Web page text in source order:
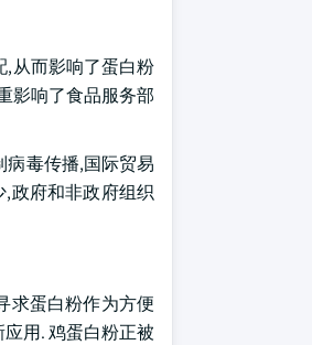
,从而影响了蛋白粉
影响了食品服务部
毒传播,国际贸易
,政府和非政府组织
求蛋白粉作为方便
用. 鸡蛋白粉正被